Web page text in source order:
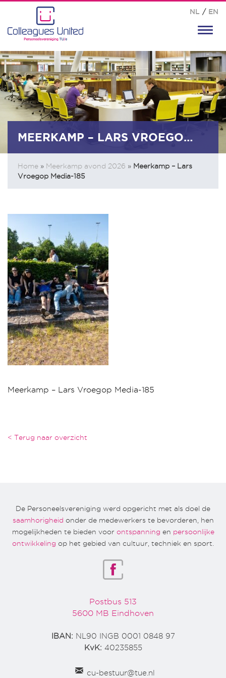
NL / EN
MEERKAMP – LARS VROEGOP MEDIA-185
Home » Meerkamp avond 2026 » Meerkamp – Lars
Vroegop Media-185
Meerkamp – Lars Vroegop Media-185
< Terug naar overzicht
De Personeelsvereniging werd opgericht met als doel de
saamhorigheid onder de medewerkers te bevorderen, hen
mogelijkheden te bieden voor ontspanning en persoonlijke
ontwikkeling op het gebied van cultuur, techniek en sport.
Postbus 513
5600 MB Eindhoven
IBAN: NL90 INGB 0001 0848 97
KvK: 40235855
cu-bestuur@tue.nl